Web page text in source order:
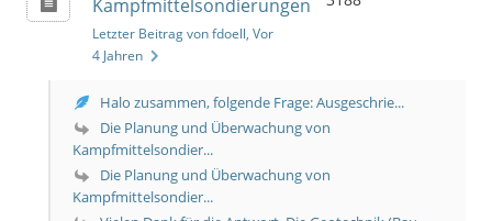
Kampfmittelsondierungen
Letzter Beitrag von fdoell, Vor
4 Jahren
Halo zusammen, folgende Frage: Ausgeschrie...
Die Planung und Überwachung von
Kampfmittelsondier...
Die Planung und Überwachung von
Kampfmittelsondier...